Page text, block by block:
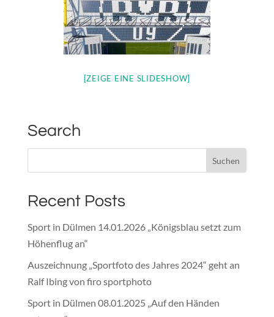
[ZEIGE EINE SLIDESHOW]
Search
Recent Posts
Sport in Dülmen 14.01.2026 „Königsblau setzt zum
Höhenflug an“
Auszeichnung „Sportfoto des Jahres 2024“ geht an
Ralf Ibing von firo sportphoto
Sport in Dülmen 08.01.2025 „Auf den Händen